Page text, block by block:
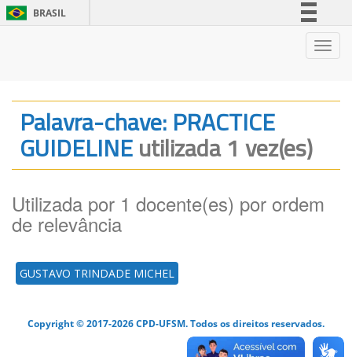
BRASIL
Legislação
Canais
Palavra-chave: PRACTICE
GUIDELINEutilizada 1 vez(es)
Utilizada por 1 docente(es) por ordem
de relevância
GUSTAVO TRINDADE MICHEL
Copyright © 2017-2026 CPD-UFSM. Todos os direitos reservados.